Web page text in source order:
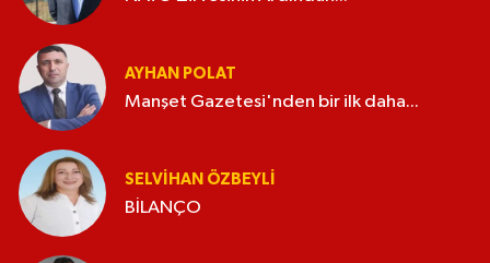
AYHAN POLAT
Manşet Gazetesi'nden bir ilk daha...
SELVIHAN ÖZBEYLI
BİLANÇO